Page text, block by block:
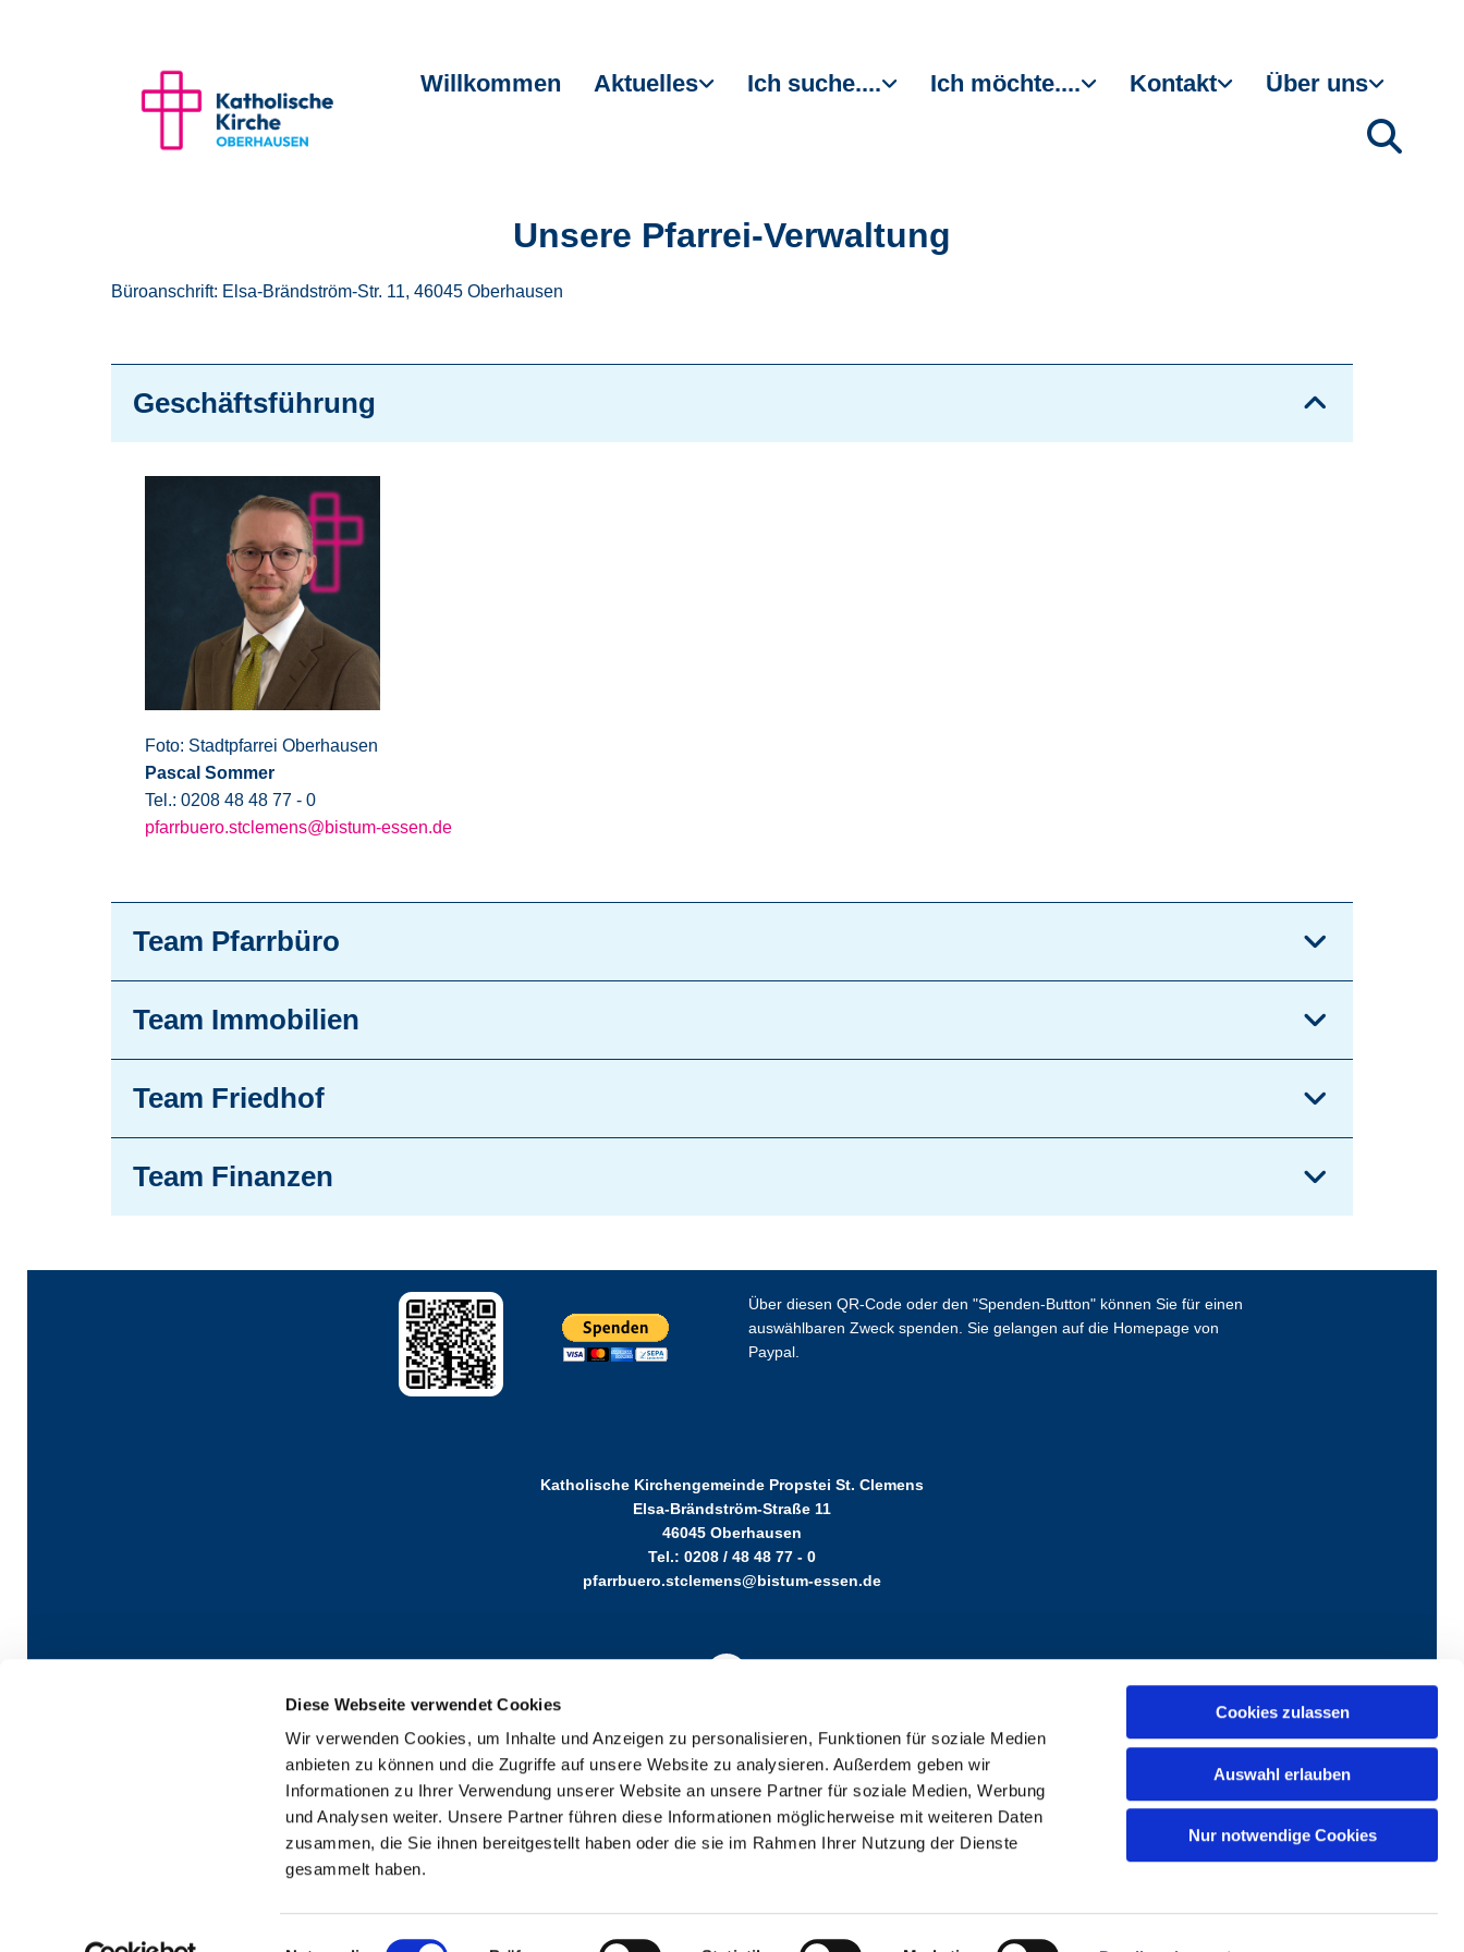
Diese Webseite verwendet Cookies
Wir verwenden Cookies, um Inhalte und Anzeigen zu personalisieren, Funktionen für soziale Medien
anbieten zu können und die Zugriffe auf unsere Website zu analysieren. Außerdem geben wir
Informationen zu Ihrer Verwendung unserer Website an unsere Partner für soziale Medien, Werbung
und Analysen weiter. Unsere Partner führen diese Informationen möglicherweise mit weiteren Daten
zusammen, die Sie ihnen bereitgestellt haben oder die sie im Rahmen Ihrer Nutzung der Dienste
gesammelt haben.
Einwilligungsauswahl
Cookies zulassen
Auswahl erlauben
Nur notwendige Cookies
Willkommen Aktuelles Ich suche.... Ich möchte.... Kontakt Über uns
Unsere Pfarrei-Verwaltung
Büroanschrift: Elsa-Brändström-Str. 11, 46045 Oberhausen
Geschäftsführung
Foto: Stadtpfarrei Oberhausen
Pascal Sommer
Tel.: 0208 48 48 77 - 0
pfarrbuero.stclemens@bistum-essen.de
Team Pfarrbüro
Team Immobilien
Team Friedhof
Team Finanzen
Über diesen QR-Code oder den "Spenden-Button" können Sie für einen
auswählbaren Zweck spenden. Sie gelangen auf die Homepage von
Paypal.
Katholische Kirchengemeinde Propstei St. Clemens
Elsa-Brändström-Straße 11
46045 Oberhausen
Tel.: 0208 / 48 48 77 - 0
pfarrbuero.stclemens@bistum-essen.de
Kontaktinformationen Cookie-Richtlinie Barrierefreiheitserklärung